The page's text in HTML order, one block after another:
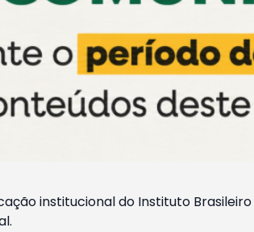
institucional do Instituto